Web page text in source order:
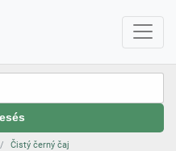
Čistý černý čaj